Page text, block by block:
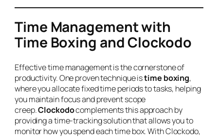
Time Management with
Time Boxing and Clockodo
Effective time management is the cornerstone of
productivity. One proven technique istime boxing,
where you allocate fixed time periods to tasks, helping
you maintain focus and prevent scope
creep.Clockodocomplements this approach by
providing a time-tracking solution that allows you to
monitor how you spend each time box. With Clockodo,